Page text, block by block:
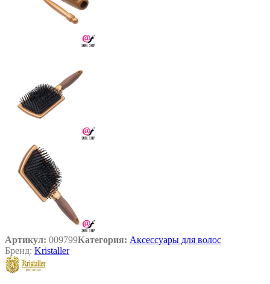
Артикул: 009799Категория: Аксессуары для волос
Бренд: Kristaller